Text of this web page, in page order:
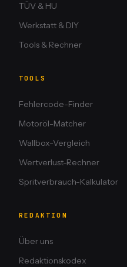
TÜV & HU
Werkstatt & DIY
Tools & Rechner
TOOLS
Fehlercode-Finder
Motoröl-Matcher
Wallbox-Vergleich
Wertverlust-Rechner
Spritverbrauch-Kalkulator
REDAKTION
Über uns
Redaktionskodex